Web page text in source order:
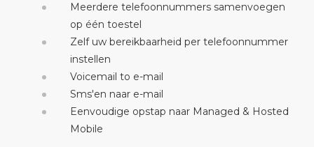
Meerdere telefoonnummers samenvoegen
op één toestel
Zelf uw bereikbaarheid per telefoonnummer
instellen
Voicemail to e-mail
Sms'en naar e-mail
Eenvoudige opstap naar Managed & Hosted
Mobile